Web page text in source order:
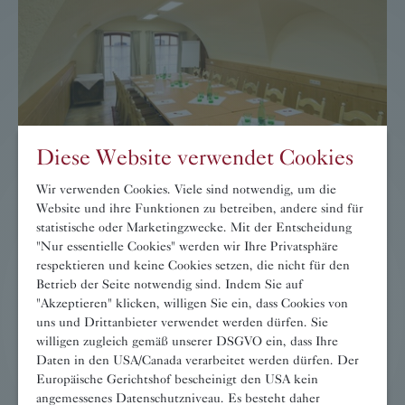
Tagungsraum
→ WEITER
Diese Website verwendet Cookies
Wir verwenden Cookies. Viele sind notwendig, um die
Website und ihre Funktionen zu betreiben, andere sind für
statistische oder Marketingzwecke. Mit der Entscheidung
"Nur essentielle Cookies" werden wir Ihre Privatsphäre
respektieren und keine Cookies setzen, die nicht für den
Betrieb der Seite notwendig sind. Indem Sie auf
"Akzeptieren" klicken, willigen Sie ein, dass Cookies von
uns und Drittanbieter verwendet werden dürfen. Sie
willigen zugleich gemäß unserer DSGVO ein, dass Ihre
Daten in den USA/Canada verarbeitet werden dürfen. Der
Europäische Gerichtshof bescheinigt den USA kein
angemessenes Datenschutzniveau. Es besteht daher